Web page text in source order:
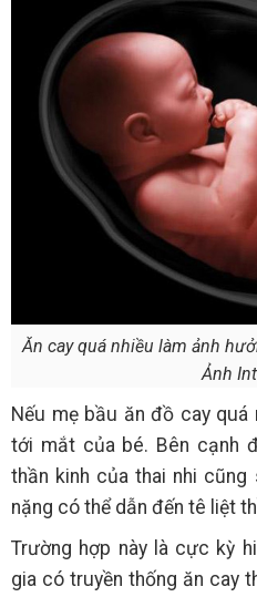
Ăn cay quá nhiều làm ảnh
Ảnh
Nếu mẹ bầu ăn đồ cay quá
tới mắt của bé. Bên cạnh
thần kinh của thai nhi
nặng có thể dẫn đến tê liệt
Trường hợp này là cực kỳ
gia có truyền thống ăn cay